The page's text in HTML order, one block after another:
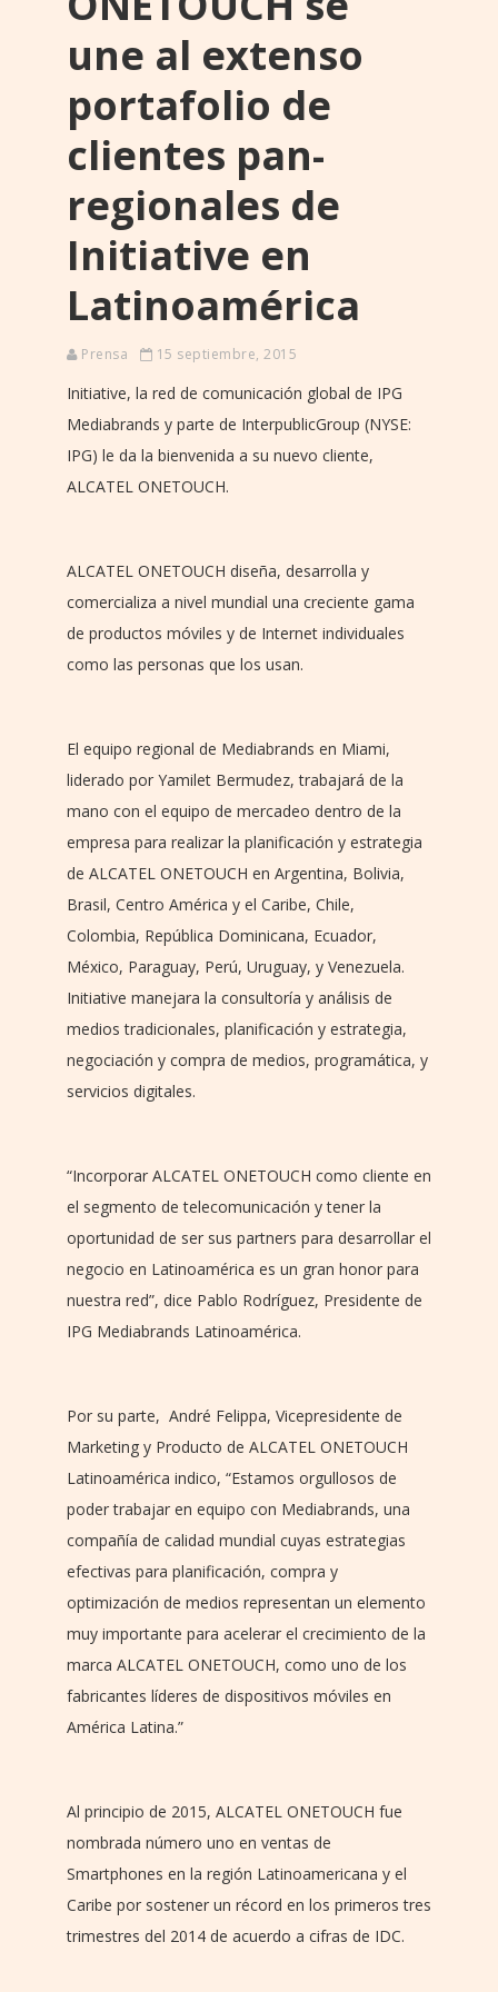
une al extenso
portafolio de
clientes pan-
regionales de
Initiative en
Latinoamérica
Prensa 15 septiembre, 2015
Initiative, la red de comunicación global de IPG
Mediabrands y parte de InterpublicGroup (NYSE:
IPG) le da la bienvenida a su nuevo cliente,
ALCATEL ONETOUCH.
ALCATEL ONETOUCH diseña, desarrolla y
comercializa a nivel mundial una creciente gama
de productos móviles y de Internet individuales
como las personas que los usan.
El equipo regional de Mediabrands en Miami,
liderado por Yamilet Bermudez, trabajará de la
mano con el equipo de mercadeo dentro de la
empresa para realizar la planificación y estrategia
de ALCATEL ONETOUCH en Argentina, Bolivia,
Brasil, Centro América y el Caribe, Chile,
Colombia, República Dominicana, Ecuador,
México, Paraguay, Perú, Uruguay, y Venezuela.
Initiative manejara la consultoría y análisis de
medios tradicionales, planificación y estrategia,
negociación y compra de medios, programática, y
servicios digitales.
“Incorporar ALCATEL ONETOUCH como cliente en
el segmento de telecomunicación y tener la
oportunidad de ser sus partners para desarrollar el
negocio en Latinoamérica es un gran honor para
nuestra red”, dice Pablo Rodríguez, Presidente de
IPG Mediabrands Latinoamérica.
Por su parte, André Felippa, Vicepresidente de
Marketing y Producto de ALCATEL ONETOUCH
Latinoamérica indico, “Estamos orgullosos de
poder trabajar en equipo con Mediabrands, una
compañía de calidad mundial cuyas estrategias
efectivas para planificación, compra y
optimización de medios representan un elemento
muy importante para acelerar el crecimiento de la
marca ALCATEL ONETOUCH, como uno de los
fabricantes líderes de dispositivos móviles en
América Latina.”
Al principio de 2015, ALCATEL ONETOUCH fue
nombrada número uno en ventas de
Smartphones en la región Latinoamericana y el
Caribe por sostener un récord en los primeros tres
trimestres del 2014 de acuerdo a cifras de IDC.